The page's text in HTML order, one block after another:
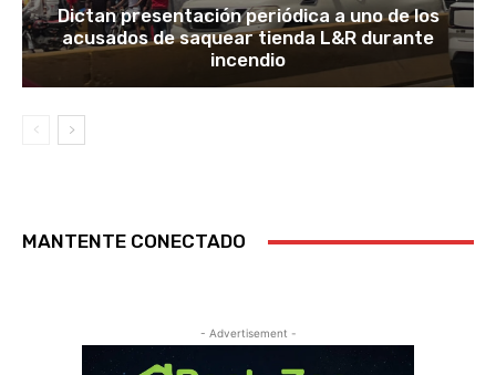
Dictan presentación periódica a uno de los
acusados de saquear tienda L&R durante
incendio
MANTENTE CONECTADO
- Advertisement -